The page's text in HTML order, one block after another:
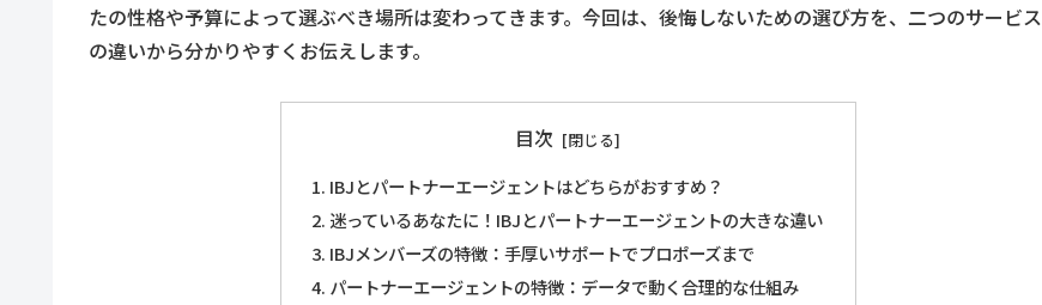
たの性格や予算によって選ぶべき場所は変わってきます。今回は、後悔しないための選び方を、二つのサービス
の違いから分かりやすくお伝えします。
目次
IBJとパートナーエージェントはどちらがおすすめ？
迷っているあなたに！IBJとパートナーエージェントの大きな違い
IBJメンバーズの特徴：手厚いサポートでプロポーズまで
パートナーエージェントの特徴：データで動く合理的な仕組み